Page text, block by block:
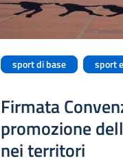
sport di base sport
Firmata
promozione
nei territori